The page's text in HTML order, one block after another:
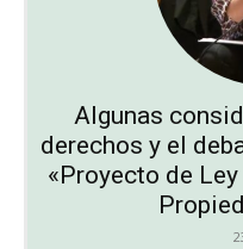
Algunas
derechos y el
«Proyecto de